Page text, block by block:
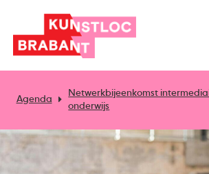
Agenda
Netwerkbijeenkomst
onderwijs